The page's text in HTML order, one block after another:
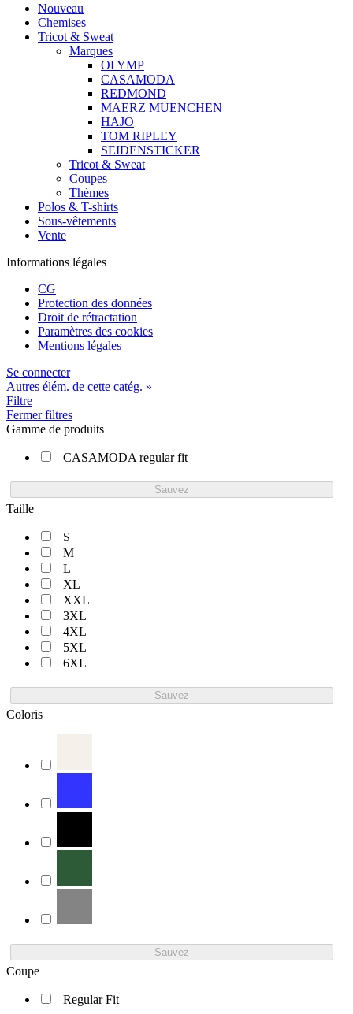
Nouveau
Chemises
Tricot & Sweat
Marques
OLYMP
CASAMODA
REDMOND
MAERZ MUENCHEN
HAJO
TOM RIPLEY
SEIDENSTICKER
Tricot & Sweat
Coupes
Thèmes
Polos & T-shirts
Sous-vêtements
Vente
Informations légales
CG
Protection des données
Droit de rétractation
Paramètres des cookies
Mentions légales
Se connecter
Autres élém. de cette catég. »
Filtre
Fermer filtres
Gamme de produits
CASAMODA regular fit
Sauvez
Taille
S
M
L
XL
XXL
3XL
4XL
5XL
6XL
Sauvez
Coloris
Sauvez
Coupe
Regular Fit